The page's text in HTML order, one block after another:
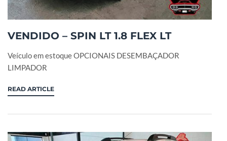
VENDIDO – SPIN LT 1.8 FLEX LT
Veículo em estoque OPCIONAIS DESEMBAÇADOR
LIMPADOR
READ ARTICLE